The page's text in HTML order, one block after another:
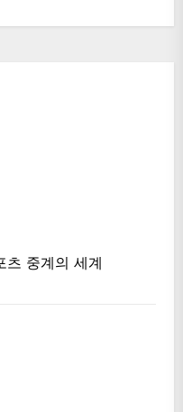
츠 중계의 세계